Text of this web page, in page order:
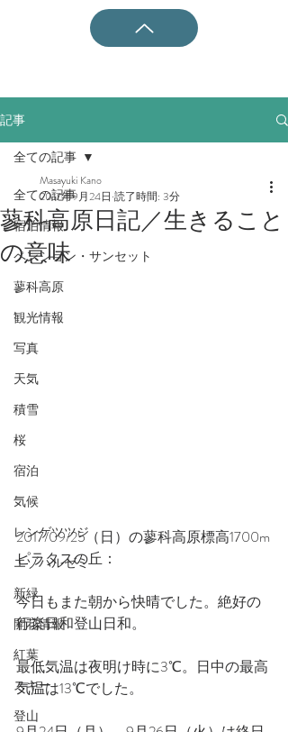
記事
全ての記事
宿泊情報
ペンション・サンセット
蓼科高原
観光情報
写真
天気
積雪
桜
宿泊
気候
レンゲツツジ
エゾハルゼミ
新緑
開花情報
紅葉
スキー
登山
全ての記事
蓼科高原日記／生きること
の意味
Masayuki Kano
2017年9月24日 読了時間: 3分
2017/09/25（日）の蓼科高原標高1700m
ピラタスの丘：
今日もまた朝から快晴でした。絶好の
行楽日和登山日和。
最低気温は夜明け時に3℃。日中の最高
気温は13℃でした。